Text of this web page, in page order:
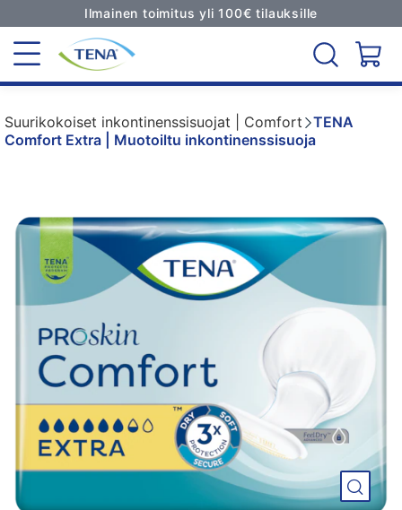
Ilmainen toimitus yli 100€ tilauksille
Suurikokoiset inkontinenssisuojat | Comfort
TENA
Comfort Extra | Muotoiltu inkontinenssisuoja